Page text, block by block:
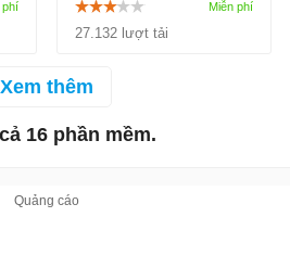
10.5.1.75
27.132 lượt tải
Xem thêm
16 phần mềm.